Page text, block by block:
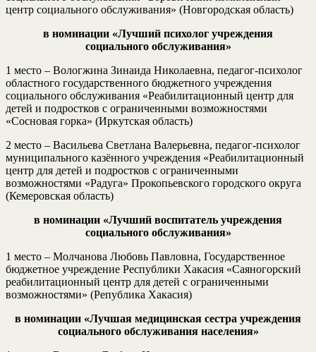
центр социального обслуживания» (Новгородская область)
в номинации «Лучший психолог учреждения
социального обслуживания»
1 место – Вологжина Зинаида Николаевна, педагог-психолог
областного государственного бюджетного учреждения
социального обслуживания «Реабилитационный центр для
детей и подростков с ограниченными возможностями
«Сосновая горка» (Иркутская область)
2 место – Васильева Светлана Валерьевна, педагог-психолог
муниципального казённого учреждения «Реабилитационный
центр для детей и подростков с ограниченными
возможностями «Радуга» Прокопьевского городского округа
(Кемеровская область)
в номинации «Лучший воспитатель учреждения
социального обслуживания»
1 место – Молчанова Любовь Павловна, Государственное
бюджетное учреждение Республики Хакасия «Саяногорский
реабилитационный центр для детей с ограниченными
возможностями» (Република Хакасия)
в номинации «Лучшая медицинская сестра учреждения
социального обслуживания населения»